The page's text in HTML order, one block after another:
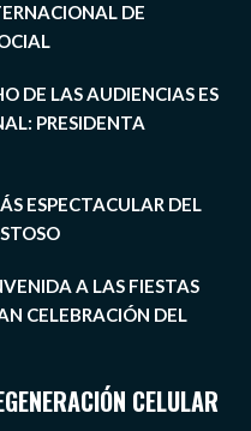
DE
DE LAS AUDIENCIAS ES
PRESIDENTA
ESPECTACULAR DEL
A LAS FIESTAS
CELEBRACIÓN DEL
CELULAR